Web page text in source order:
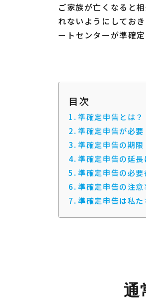
ご家族が亡くなると
れないようにしてお
ートセンターが準確
目次
準確定申告とは
準確定申告が必
準確定申告の期限
準確定申告の延
準確定申告の必要
準確定申告の注意
準確定申告は私
通